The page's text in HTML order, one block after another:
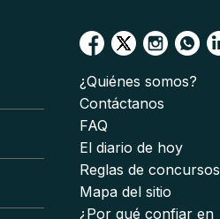
¿Quiénes somos?
Contáctanos
FAQ
El diario de hoy
Reglas de concursos
Mapa del sitio
¿Por qué confiar en